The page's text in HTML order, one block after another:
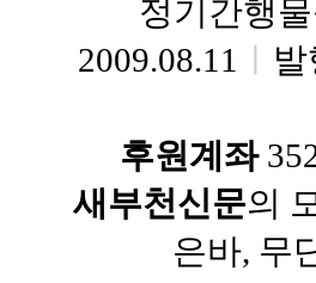
정기간행
2009.08.11
후원계좌
새부천신문의
은바, 무